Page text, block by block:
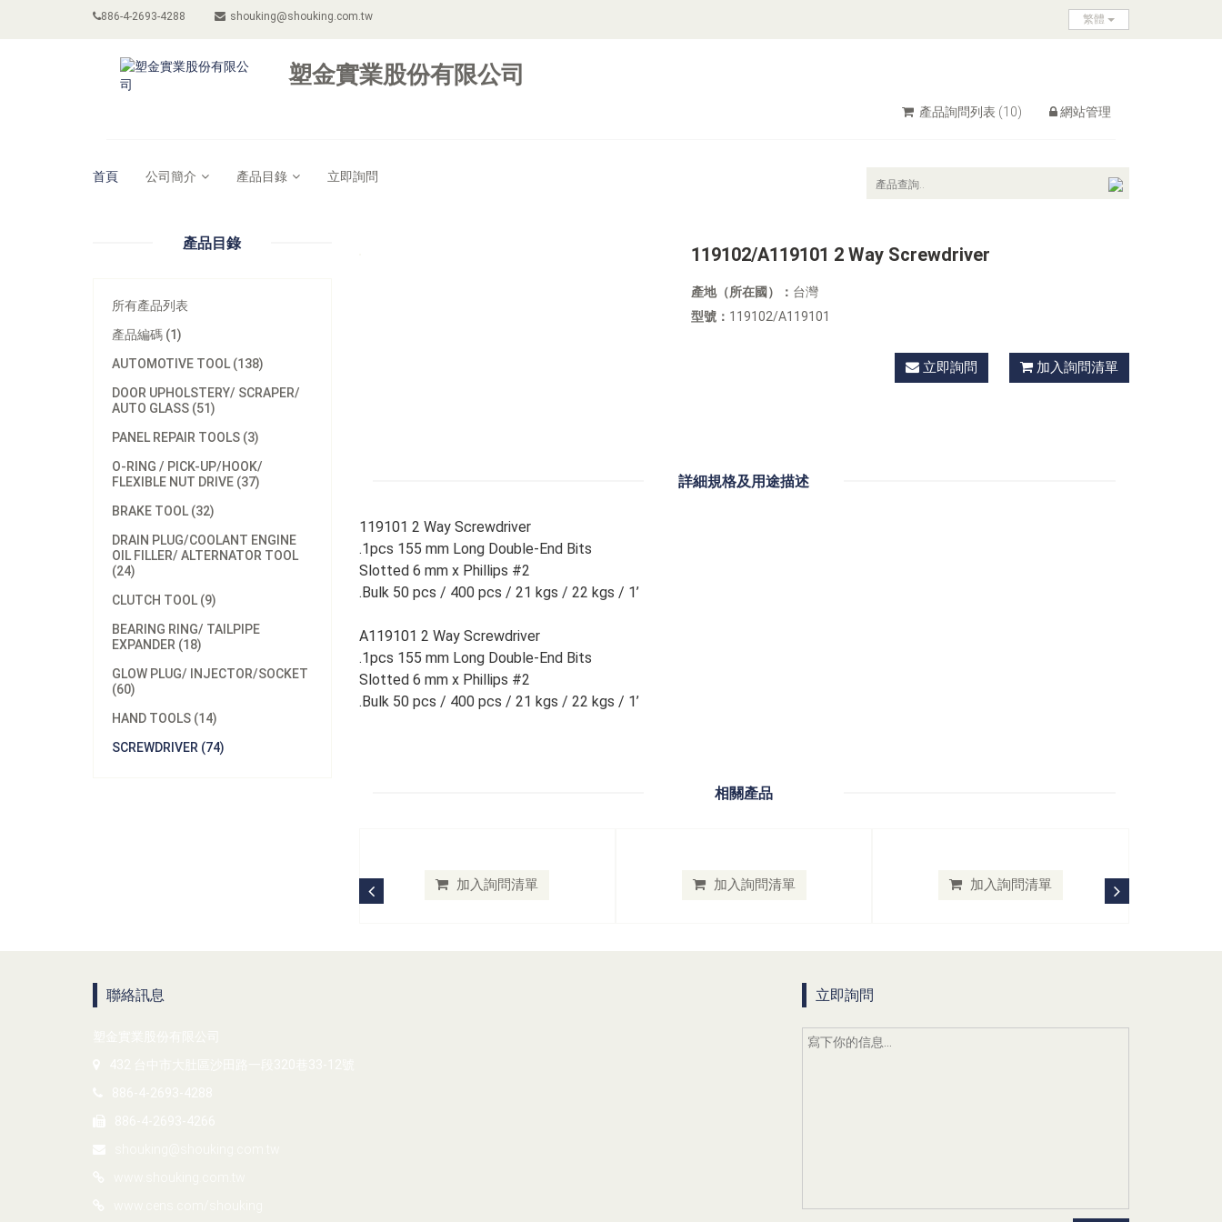
886-4-2693-4288 shouking@shouking.com.tw 繁體
塑金實業股份有限公司
產品詢問列表 (10) 網站管理
首頁 公司簡介 產品目錄 立即詢問
產品目錄
所有產品列表
產品編碼 (1)
AUTOMOTIVE TOOL (138)
DOOR UPHOLSTERY/ SCRAPER/
AUTO GLASS (51)
PANEL REPAIR TOOLS (3)
O-RING / PICK-UP/HOOK/
FLEXIBLE NUT DRIVE (37)
BRAKE TOOL (32)
DRAIN PLUG/COOLANT ENGINE
OIL FILLER/ ALTERNATOR TOOL
(24)
CLUTCH TOOL (9)
BEARING RING/ TAILPIPE
EXPANDER (18)
GLOW PLUG/ INJECTOR/SOCKET
(60)
HAND TOOLS (14)
SCREWDRIVER (74)
119102/A119101 2 Way Screwdriver
產地（所在國）： 台灣
型號： 119102/A119101
立即詢問 加入詢問清單
詳細規格及用途描述
119101 2 Way Screwdriver
.1pcs 155 mm Long Double-End Bits
Slotted 6 mm x Phillips #2
.Bulk 50 pcs / 400 pcs / 21 kgs / 22 kgs / 1’
A119101 2 Way Screwdriver
.1pcs 155 mm Long Double-End Bits
Slotted 6 mm x Phillips #2
.Bulk 50 pcs / 400 pcs / 21 kgs / 22 kgs / 1’
相關產品
加入詢問清單 加入詢問清單 加入詢問清單
聯絡訊息 立即詢問